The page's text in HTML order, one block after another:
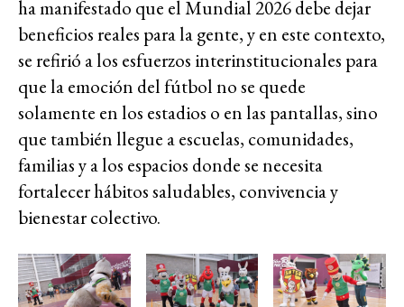
ha manifestado que el Mundial 2026 debe dejar
beneficios reales para la gente, y en este contexto,
se refirió a los esfuerzos interinstitucionales para
que la emoción del fútbol no se quede
solamente en los estadios o en las pantallas, sino
que también llegue a escuelas, comunidades,
familias y a los espacios donde se necesita
fortalecer hábitos saludables, convivencia y
bienestar colectivo.